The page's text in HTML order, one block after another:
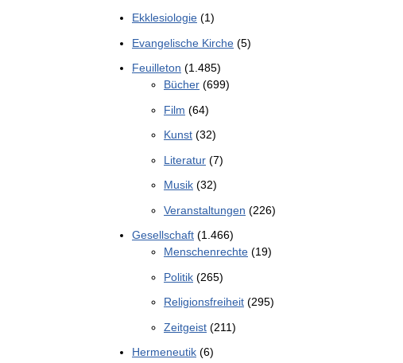
Ekklesiologie (1)
Evangelische Kirche (5)
Feuilleton (1.485)
Bücher (699)
Film (64)
Kunst (32)
Literatur (7)
Musik (32)
Veranstaltungen (226)
Gesellschaft (1.466)
Menschenrechte (19)
Politik (265)
Religionsfreiheit (295)
Zeitgeist (211)
Hermeneutik (6)